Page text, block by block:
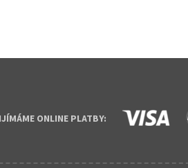
ONLINE PLATBY: